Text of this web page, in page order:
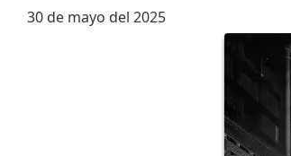
30 de mayo del 2025